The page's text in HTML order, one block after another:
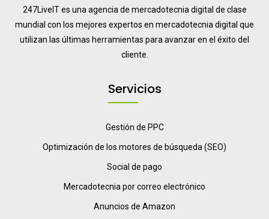
247LiveIT es una agencia de mercadotecnia digital de clase
mundial con los mejores expertos en mercadotecnia digital que
utilizan las últimas herramientas para avanzar en el éxito del
cliente.
Servicios
Gestión de PPC
Optimización de los motores de búsqueda (SEO)
Social de pago
Mercadotecnia por correo electrónico
Anuncios de Amazon